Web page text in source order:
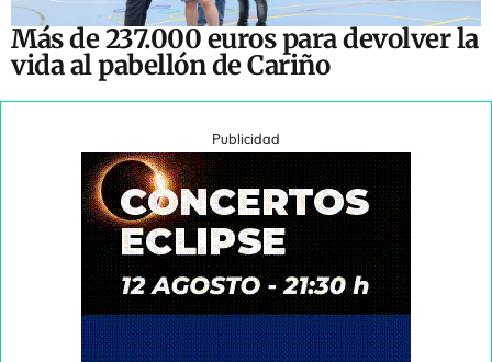
Más de 237.000 euros para devolver la
vida al pabellón de Cariño
Publicidad